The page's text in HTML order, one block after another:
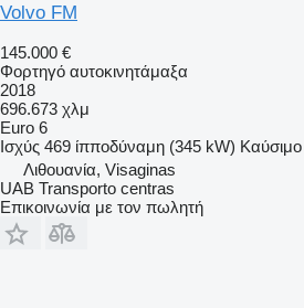
Volvo FM
145.000 €
Φορτηγό αυτοκινητάμαξα
2018
696.673 χλμ
Euro 6
Ισχύς 469 ίπποδύναμη (345 kW) Καύσιμο
Λιθουανία, Visaginas
UAB Transporto centras
Επικοινωνία με τον πωλητή